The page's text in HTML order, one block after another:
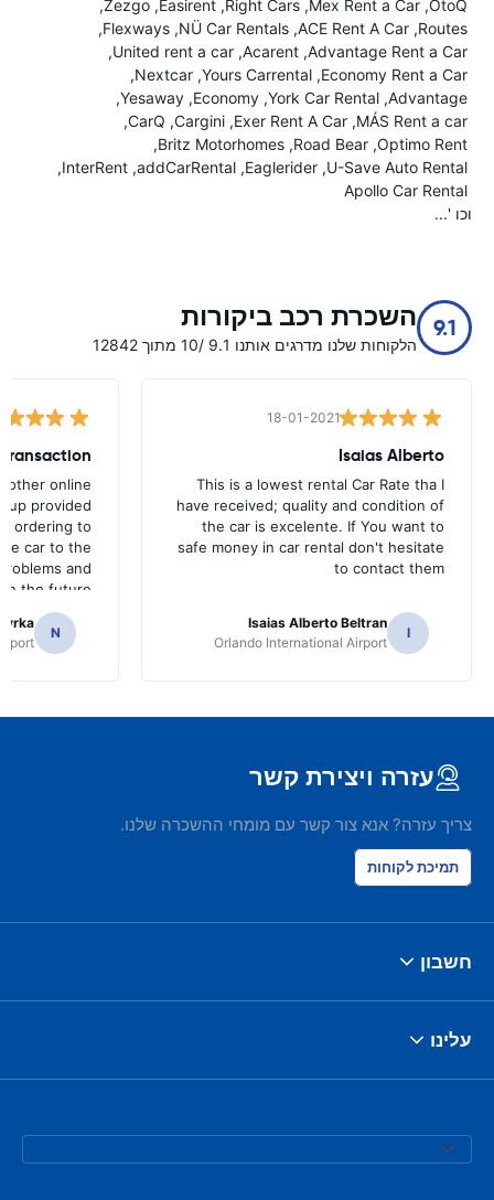
OtoQ
Mex Rent a Car
Right Cars
Easirent
Zezgo
Routes
ACE Rent A Car
NÜ Car Rentals
Flexways
Advantage Rent a Car
Acarent
United rent a car
Economy Rent a Car
Yours Carrental
Nextcar
Advantage
York Car Rental
Economy
Yesaway
MÁS Rent a car
Exer Rent A Car
Cargini
CarQ
Optimo Rent
Road Bear
Britz Motorhomes
U-Save Auto Rental
Eaglerider
addCarRental
InterRent
Apollo Car Rental
וכו '...
9.1 השכרת רכב ביקורות
הלקוחות שלנו מדרגים אותנו 9.1 /10 מתוך 12842
18-01-2021
Isaias Alberto
This is a lowest rental Car Rate tha I
have received; quality and condition of
the car is excelente. If You want to
safe money in car rental don't hesitate
to contact them
I
Isaias Alberto Beltran
Orlando International Airport
other online
provided
ordering to
car to the
and
in the future
it.
N
עזרה ויצירת קשר
צריך עזרה? אנא צור קשר עם מומחי ההשכרה שלנו.
תמיכת לקוחות
חשבון
עלינו